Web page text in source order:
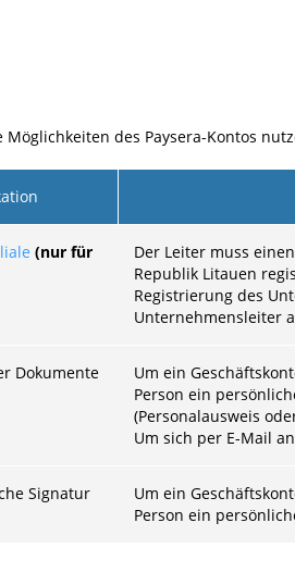
des Paysera-Kontos
(nur für
Der Leiter muss
Republik Litauen
Registrierung des
Unternehmensleiter
Dokumente
Um ein
Person ein
(Personalausweis
Um sich per E-Mail
Signatur
Um ein
Person ein